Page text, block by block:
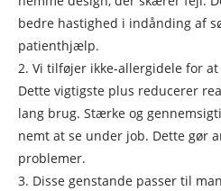
bedre hastighed i indånding af
patienthjælp.
2. Vi tilføjer ikke-allergidele for
Dette vigtigste plus reducerer
lang brug. Stærke og
nemt at se under job. Dette gør
problemer.
3. Disse genstande passer til